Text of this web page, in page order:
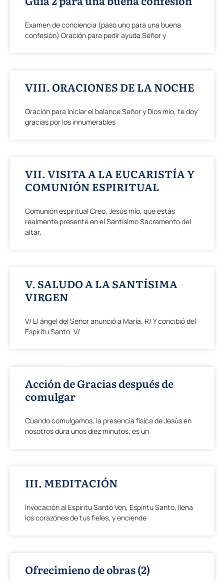
Examen de conciencia (paso uno para una buena
confesión) Oración para pedir ayuda Señor y
VIII. ORACIONES DE LA NOCHE
Oración para iniciar el balance Señor y Dios mío, te doy
gracias por los innumerables
VII. VISITA A LA EUCARISTÍA Y
COMUNIÓN ESPIRITUAL
Comunión espiritual Creo, Jesús mío, que estás
realmente presente en el Santísimo Sacramento del
altar.
V. SALUDO A LA SANTÍSIMA
VIRGEN
V/ El ángel del Señor anunció a María. R/ Y concibió del
Espíritu Santo. V/
Acción de Gracias después de
comulgar
Cuando comulgamos, la presencia física de Jesús en
nosotros dura unos diez minutos, es un
III. MEDITACIÓN
Invocación al Espíritu Santo Ven, Espíritu Santo, llena
los corazones de tus fieles, y enciende
Ofrecimieno de obras (2)